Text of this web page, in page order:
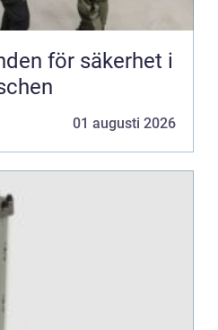
för säkerhet i
01 augusti 2026